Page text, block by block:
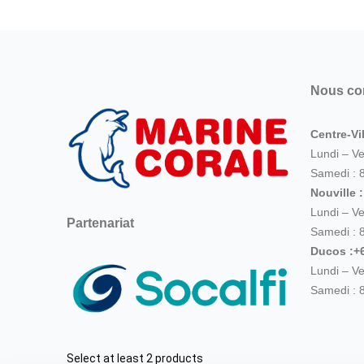
Partenariat
Nous
Centre-
Lundi –
Samedi :
Nouville :
Lundi –
Samedi :
Ducos
Lundi –
Samedi :
Select at least 2 products